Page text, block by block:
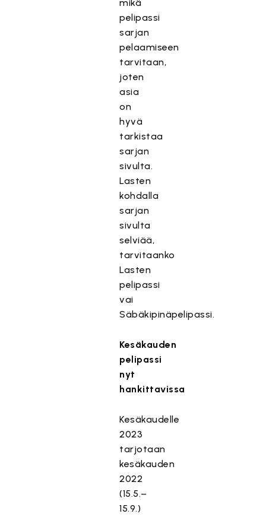
mikä
pelipassi
sarjan
pelaamiseen
tarvitaan,
joten
asia
on
hyvä
tarkistaa
sarjan
sivulta.
Lasten
kohdalla
sarjan
sivulta
selviää,
tarvitaanko
Lasten
pelipassi
vai
Säbäkipinäpelipassi.
Kesäkauden
pelipassi
nyt
hankittavissa
Kesäkaudelle
2023
tarjotaan
kesäkauden
2022
(15.5.–
15.9.)